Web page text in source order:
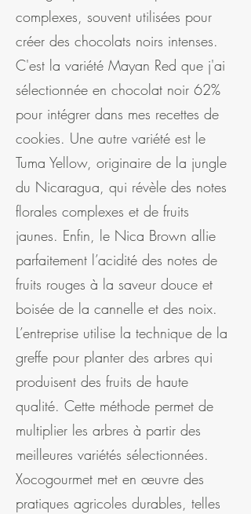
complexes, souvent utilisées pour
créer des chocolats noirs intenses.
C'est la variété Mayan Red que j'ai
sélectionnée en chocolat noir 62%
pour intégrer dans mes recettes de
cookies. Une autre variété est le
Tuma Yellow, originaire de la jungle
du Nicaragua, qui révèle des notes
florales complexes et de fruits
jaunes. Enfin, le Nica Brown allie
parfaitement l’acidité des notes de
fruits rouges à la saveur douce et
boisée de la cannelle et des noix.
L’entreprise utilise la technique de la
greffe pour planter des arbres qui
produisent des fruits de haute
qualité. Cette méthode permet de
multiplier les arbres à partir des
meilleures variétés sélectionnées.
Xocogourmet met en œuvre des
pratiques agricoles durables, telles